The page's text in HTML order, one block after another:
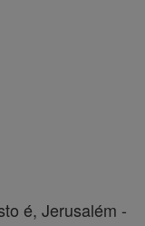
é, Jerusalém -